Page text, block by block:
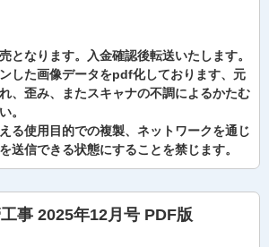
となります。入金確認後転送いたします。
した画像データをpdf化しております、元
、歪み、またスキャナの不調によるかたむ
。
る使用目的での複製、ネットワークを通じ
送信できる状態にすることを禁じます。
事 2025年12月号 PDF版